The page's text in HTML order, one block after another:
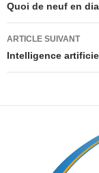
des
articles
Quoi de neuf en
ARTICLE SUIVANT
Intelligence